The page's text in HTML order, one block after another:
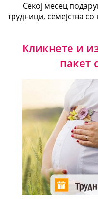
Секој месец
трудници, семејства
Кликнете и
пакет